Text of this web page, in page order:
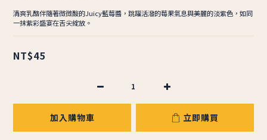
清爽乳酪伴隨著微微酸的Juicy藍莓醬，跳躍活潑的莓果氣息與美麗的淡紫色，如同
一抹紫彩盛宴在舌尖綻放。
NT$45
加入購物車 立即購買